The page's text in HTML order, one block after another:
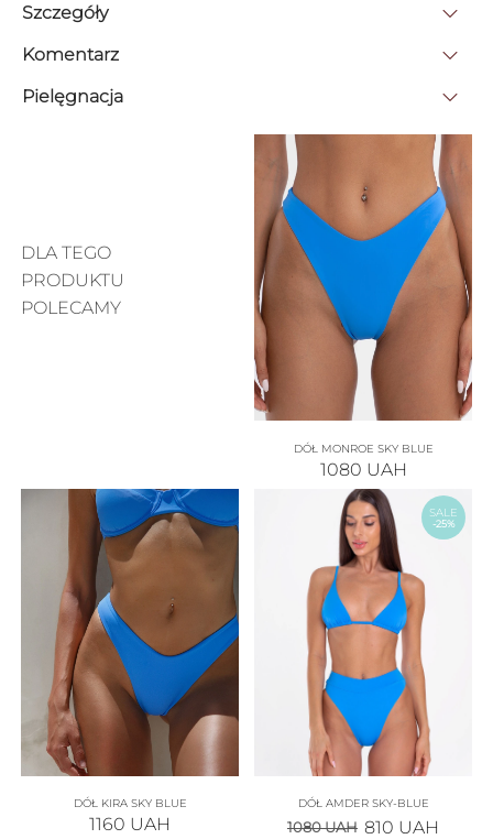
Szczegóły
Komentarz
Pielęgnacja
DLA TEGO
PRODUKTU
POLECAMY
DÓŁ MONROE SKY BLUE
1080 UAH
DÓŁ KIRA SKY BLUE
1160 UAH
SALE
-25%
DÓŁ AMDER SKY-BLUE
1080UAH 810 UAH